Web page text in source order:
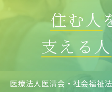
住む人
支える人
医療法人医清会・社会福祉